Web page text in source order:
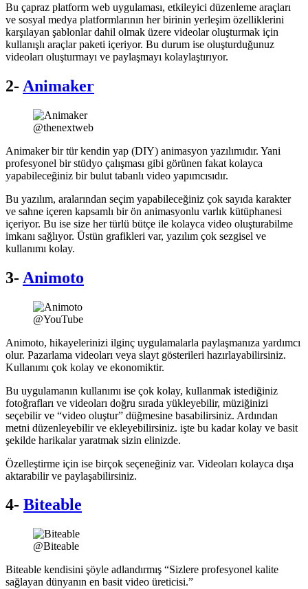
Bu çapraz platform web uygulaması, etkileyici düzenleme araçları
ve sosyal medya platformlarının her birinin yerleşim özelliklerini
karşılayan şablonlar dahil olmak üzere videolar oluşturmak için
kullanışlı araçlar paketi içeriyor. Bu durum ise oluşturduğunuz
videoları oluşturmayı ve paylaşmayı kolaylaştırıyor.
2- Animaker
@thenextweb
Animaker bir tür kendin yap (DIY) animasyon yazılımıdır. Yani
profesyonel bir stüdyo çalışması gibi görünen fakat kolayca
yapabileceğiniz bir bulut tabanlı video yapımcısıdır.
Bu yazılım, aralarından seçim yapabileceğiniz çok sayıda karakter
ve sahne içeren kapsamlı bir ön animasyonlu varlık kütüphanesi
içeriyor. Bu ise size her türlü bütçe ile kolayca video oluşturabilme
imkanı sağlıyor. Üstün grafikleri var, yazılım çok sezgisel ve
kullanımı kolay.
3- Animoto
@YouTube
Animoto, hikayelerinizi ilginç uygulamalarla paylaşmanıza yardımcı
olur. Pazarlama videoları veya slayt gösterileri hazırlayabilirsiniz.
Kullanımı çok kolay ve ekonomiktir.
Bu uygulamanın kullanımı ise çok kolay, kullanmak istediğiniz
fotoğrafları ve videoları doğru sırada yükleyebilir, müziğinizi
seçebilir ve “video oluştur” düğmesine basabilirsiniz. Ardından
metni düzenleyebilir ve ekleyebilirsiniz. işte bu kadar kolay ve basit
şekilde harikalar yaratmak sizin elinizde.
Özelleştirme için ise birçok seçeneğiniz var. Videoları kolayca dışa
aktarabilir ve paylaşabilirsiniz.
4- Biteable
@Biteable
Biteable kendisini şöyle adlandırmış “Sizlere profesyonel kalite
sağlayan dünyanın en basit video üreticisi.”